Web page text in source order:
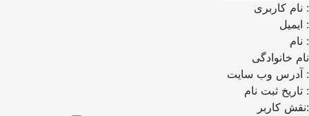
نام کاربری :
ایمیل :
نام :
نام خانوادگی
آدرس وب سایت :
تاریخ ثبت نام :
نقش کاربر: